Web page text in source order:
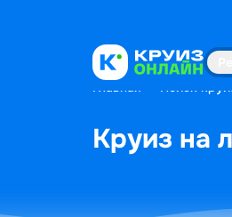
Главная Поиск
Круиз на